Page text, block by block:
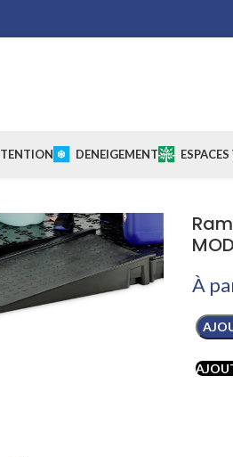
DENEIGEMENT
À